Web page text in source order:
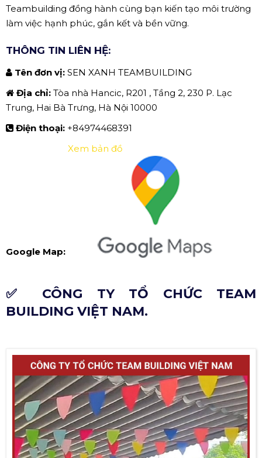
Teambuilding đồng hành cùng bạn kiến tạo môi trường
làm việc hạnh phúc, gắn kết và bền vững.
THÔNG TIN LIÊN HỆ:
Tên đơn vị: SEN XANH TEAMBUILDING
Địa chỉ: Tòa nhà Hancic, R201 , Tầng 2, 230 P. Lạc
Trung, Hai Bà Trưng, Hà Nội 10000
Điện thoại: +84974468391
Google Map:
Xem bản đồ
✅ CÔNG TY TỔ CHỨC TEAM
BUILDING VIỆT NAM.